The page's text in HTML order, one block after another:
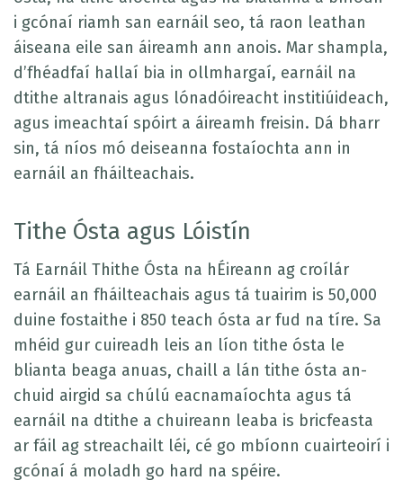
i gcónaí riamh san earnáil seo, tá raon leathan
áiseana eile san áireamh ann anois. Mar shampla,
d’fhéadfaí hallaí bia in ollmhargaí, earnáil na
dtithe altranais agus lónadóireacht institiúideach,
agus imeachtaí spóirt a áireamh freisin. Dá bharr
sin, tá níos mó deiseanna fostaíochta ann in
earnáil an fháilteachais.
Tithe Ósta agus Lóistín
Tá Earnáil Thithe Ósta na hÉireann ag croílár
earnáil an fháilteachais agus tá tuairim is 50,000
duine fostaithe i 850 teach ósta ar fud na tíre. Sa
mhéid gur cuireadh leis an líon tithe ósta le
blianta beaga anuas, chaill a lán tithe ósta an-
chuid airgid sa chúlú eacnamaíochta agus tá
earnáil na dtithe a chuireann leaba is bricfeasta
ar fáil ag streachailt léi, cé go mbíonn cuairteoirí i
gcónaí á moladh go hard na spéire.